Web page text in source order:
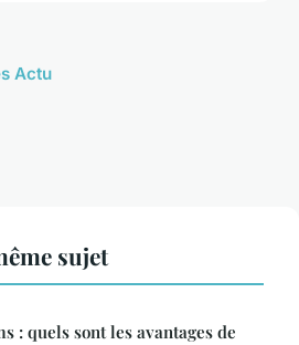
Actu
sujet
: quels sont les avantages de